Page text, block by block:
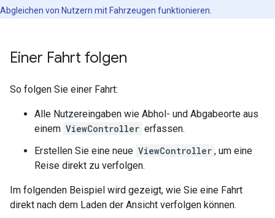
Abgleichen von Nutzern mit Fahrzeugen funktionieren.
Einer Fahrt folgen
So folgen Sie einer Fahrt:
Alle Nutzereingaben wie Abhol- und Abgabeorte aus
einem ViewController erfassen.
Erstellen Sie eine neue ViewController , um eine
Reise direkt zu verfolgen.
Im folgenden Beispiel wird gezeigt, wie Sie eine Fahrt
direkt nach dem Laden der Ansicht verfolgen können.